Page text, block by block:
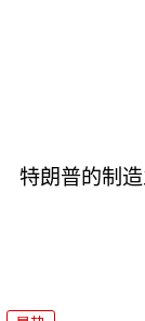
特朗普的制